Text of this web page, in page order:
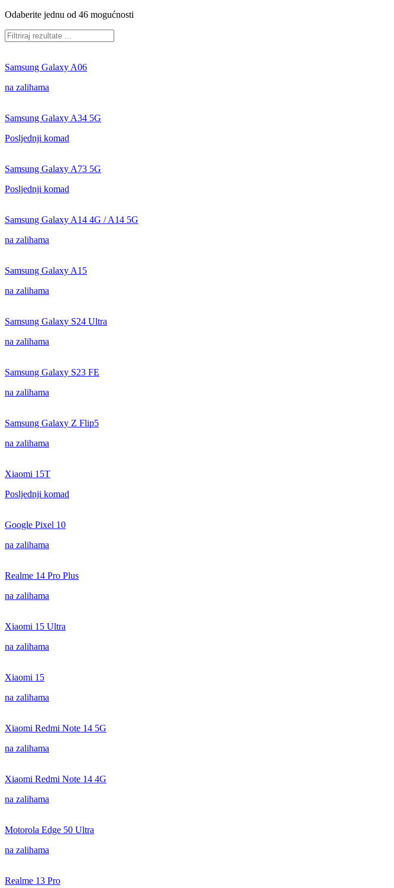
Odaberite jednu od 46 mogućnosti
Samsung Galaxy A06
na zalihama
Samsung Galaxy A34 5G
Posljednji komad
Samsung Galaxy A73 5G
Posljednji komad
Samsung Galaxy A14 4G / A14 5G
na zalihama
Samsung Galaxy A15
na zalihama
Samsung Galaxy S24 Ultra
na zalihama
Samsung Galaxy S23 FE
na zalihama
Samsung Galaxy Z Flip5
na zalihama
Xiaomi 15T
Posljednji komad
Google Pixel 10
na zalihama
Realme 14 Pro Plus
na zalihama
Xiaomi 15 Ultra
na zalihama
Xiaomi 15
na zalihama
Xiaomi Redmi Note 14 5G
na zalihama
Xiaomi Redmi Note 14 4G
na zalihama
Motorola Edge 50 Ultra
na zalihama
Realme 13 Pro